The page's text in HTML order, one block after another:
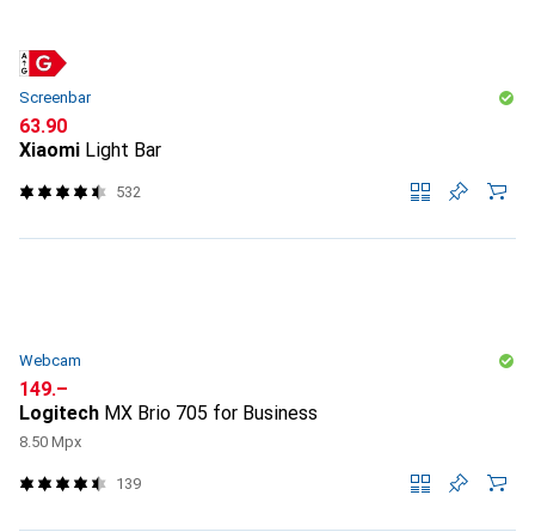
Screenbar
CHF
63.90
Xiaomi Light Bar
532
Webcam
CHF
149.–
Logitech MX Brio 705 for Business
8.50 Mpx
139